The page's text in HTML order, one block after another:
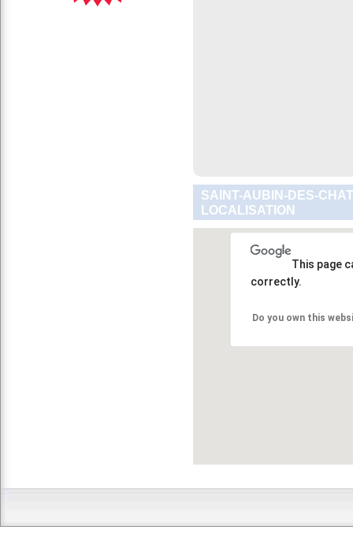
SAINT-AUBIN-DES-
LOCALISATION
This page
correctly.
Do you own this